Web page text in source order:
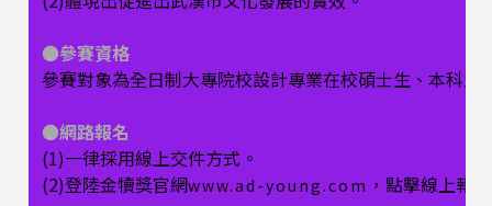
●參賽資格
參賽對象為全日制大專院校設計專業在校碩士生、本科
●網路報名
(1)一律採用線上交件方式。
(2)登陸金犢獎官網www.ad-young.com (外部連結)
（另開新視窗）
，點擊線上報